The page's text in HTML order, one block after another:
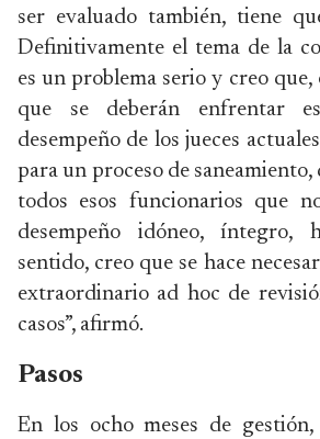
ser evaluado también, tiene
Definitivamente el tema de la
es un problema serio y creo que,
que se deberán enfrentar
desempeño de los jueces
para un proceso de
todos esos funcionarios que
desempeño idóneo, íntegro,
sentido, creo que se hace
extraordinario ad hoc de
casos”, afirmó.
Pasos
En los ocho meses de